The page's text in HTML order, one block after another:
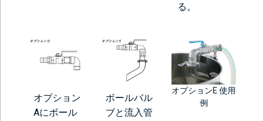
る。
オプション
Aにボール
ボールバル
ブと流入管
オプションE 使用
例